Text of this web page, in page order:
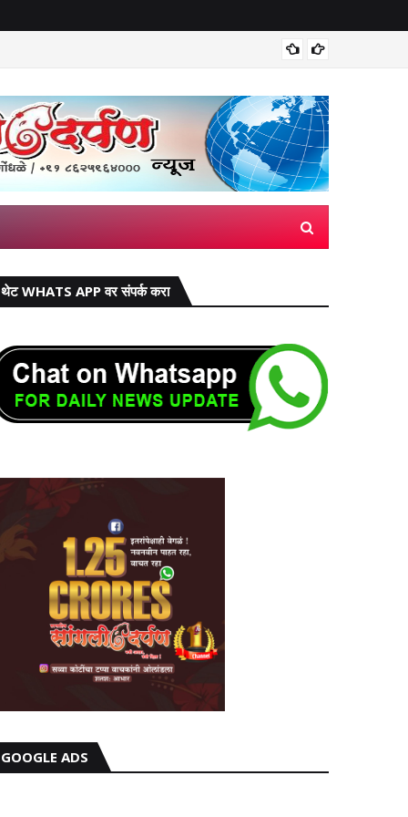
थेट WHATS APP वर संपर्क करा
GOOGLE ADS